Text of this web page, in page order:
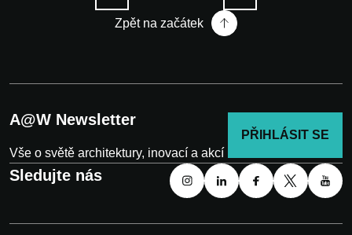
Zpět na začátek
A@W Newsletter
Vše o světě architektury, inovací a akcí
PŘIHLÁSIT SE
Sledujte nás